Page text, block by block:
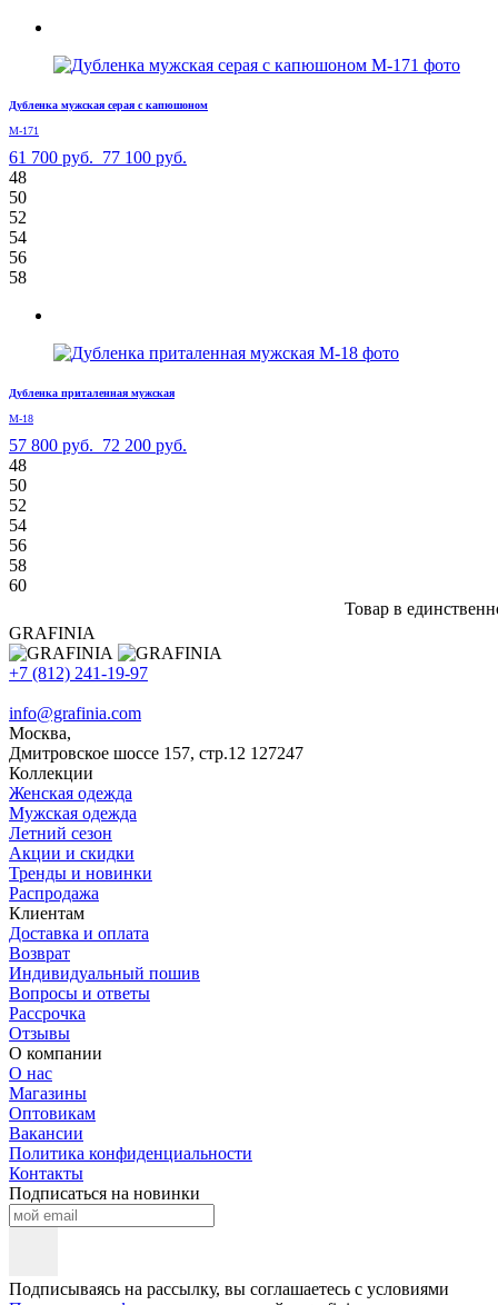
Дубленка мужская серая с капюшоном
М-171
61 700 руб. 77 100 руб.
48
50
52
54
56
58
Дубленка приталенная мужская
М-18
57 800 руб. 72 200 руб.
48
50
52
54
56
58
60
Товар в
GRAFINIA
+7 (812) 241-19-97
info@grafinia.com
Москва,
Дмитровское шоссе 157, стр.12 127247
Коллекции
Женская одежда
Мужская одежда
Летний сезон
Акции и скидки
Тренды и новинки
Распродажа
Клиентам
Доставка и оплата
Возврат
Индивидуальный пошив
Вопросы и ответы
Рассрочка
Отзывы
О компании
О нас
Магазины
Оптовикам
Вакансии
Политика конфиденциальности
Контакты
Подписаться на новинки
Подписываясь на рассылку, вы соглашаетесь с условиями